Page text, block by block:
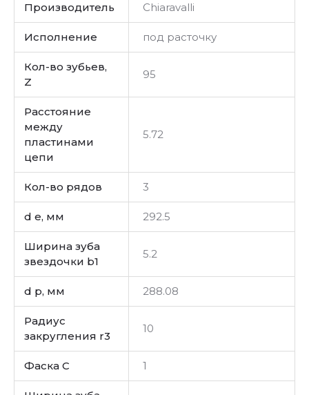
Производитель Chiaravalli
Исполнение под расточку
Кол-во зубьев,
Z
95
Расстояние
между
пластинами
цепи
5.72
Кол-во рядов 3
d e, мм 292.5
Ширина зуба
звездочки b1
5.2
d p, мм 288.08
Радиус
закругления r3
10
Фаска C 1